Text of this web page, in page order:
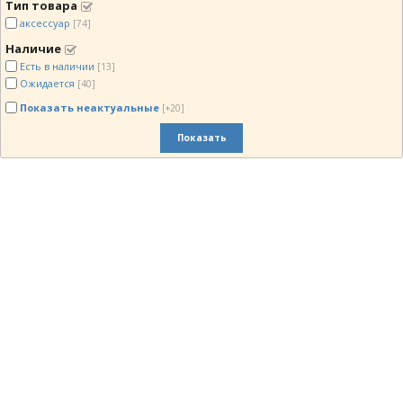
Тип товара
аксессуар [74]
Наличие
Есть в наличии [13]
Ожидается [40]
Показать неактуальные [+20]
Показать